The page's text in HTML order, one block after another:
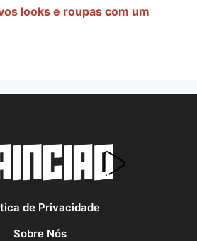
looks e roupas com um
de Privacidade
Sobre Nós